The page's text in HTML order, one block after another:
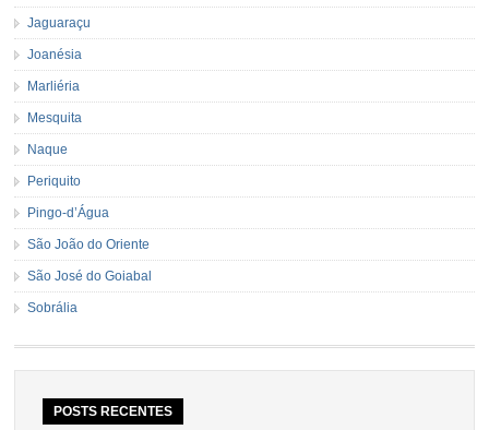
Jaguaraçu
Joanésia
Marliéria
Mesquita
Naque
Periquito
Pingo-d’Água
São João do Oriente
São José do Goiabal
Sobrália
POSTS RECENTES